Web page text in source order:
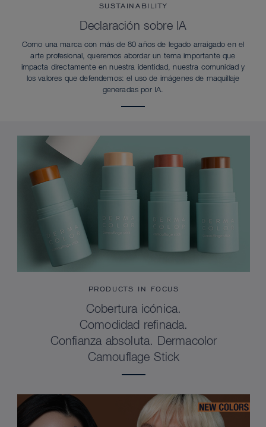
SUSTAINABILITY
Declaración sobre IA
Como una marca con más de 80 años de legado arraigado en el
arte profesional, queremos abordar un tema importante que
impacta directamente en nuestra identidad, nuestra comunidad y
los valores que defendemos: el uso de imágenes de maquillaje
generadas por IA.
PRODUCTS IN FOCUS
Cobertura icónica.
Comodidad refinada.
Confianza absoluta. Dermacolor
Camouflage Stick